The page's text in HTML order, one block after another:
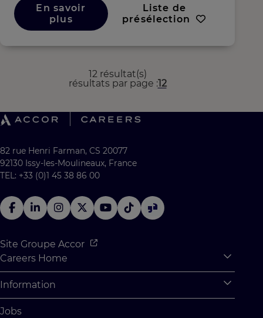
En savoir
plus
Liste de
présélection
12 résultat(s)
résultats par page 12
82 rue Henri Farman, CS 20077
92130 Issy-les-Moulineaux, France
TEL: +33 (0)1 45 38 86 00
Site Groupe Accor
Careers Home
Pourquoi Rejoindre Accor
Stages et Alternances
Information
Jobs